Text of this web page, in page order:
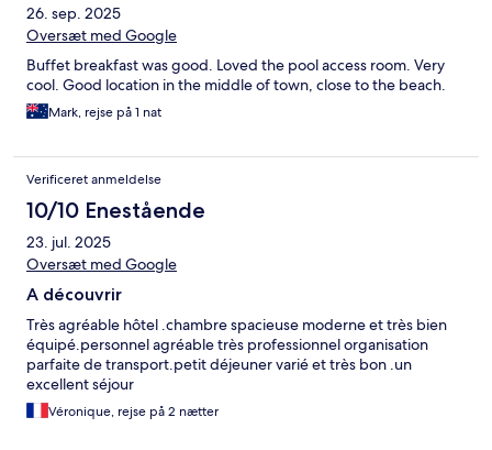
26. sep. 2025
Oversæt med Google
Buffet breakfast was good. Loved the pool access room. Very
cool. Good location in the middle of town, close to the beach.
Mark, rejse på 1 nat
Verificeret anmeldelse
10/10 Enestående
23. jul. 2025
Oversæt med Google
A découvrir
Très agréable hôtel .chambre spacieuse moderne et très bien
équipé.personnel agréable très professionnel organisation
parfaite de transport.petit déjeuner varié et très bon .un
excellent séjour
Véronique, rejse på 2 nætter